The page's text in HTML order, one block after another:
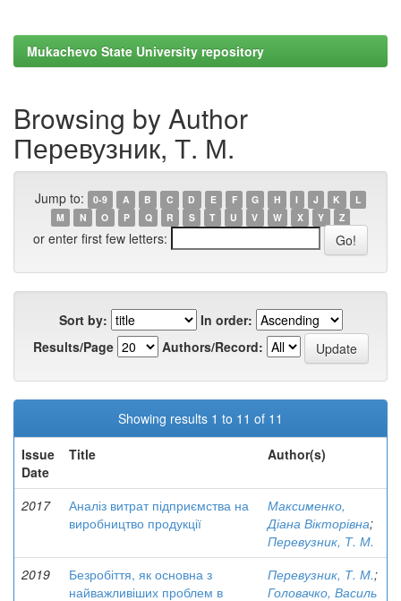
Mukachevo State University repository
Browsing by Author
Перевузник, Т. М.
Jump to: 0-9 A B C D E F G H I J K
L
M
N O P Q R S T U V W X Y Z
or enter first few letters:
Sort by:
In order:
Results/Page
Authors/Record:
Showing results 1 to 11 of 11
Issue
Date
Title Author(s)
2017
Аналіз витрат підприємства на
виробництво продукції
Максименко,
Діана Вікторівна;
Перевузник, Т. М.
2019
Безробіття, як основна з
найважливіших проблем в
Перевузник, Т. М.;
Головачко, Василь